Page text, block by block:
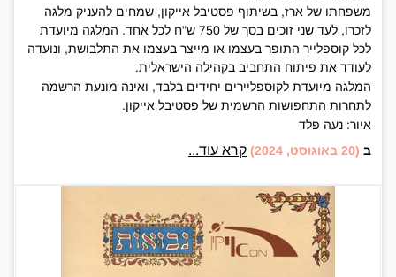
משפחתו של ארז, בשיתוף פסטיבל אייקון, שמחים להעניק מלגה
לזכרו, לעד שני זוכים בסך של 750 ש"ח לכל אחד. המלגה מיועדת
לכל קוספלייר התופר בעצמו או מייצר בעצמו את התלבושת, ונועדה
לעודד את פיתוח התחביב בקהילה הישראלית.
המלגה מיועדת לקוספליירים יחידים בלבד, ואינה מונעת הרשמה
לתחרות התחפושות הרשמית של פסטיבל אייקון.
איור: נעה פלד
ב (20 באוגוסט, 2024) קרא עוד...